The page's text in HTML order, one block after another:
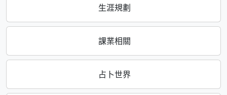
生涯規劃
課業相關
占卜世界